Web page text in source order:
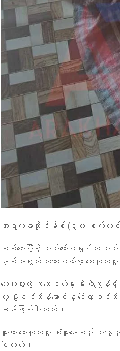
အာရက္ခတိုင်းမ်စ် (၃၀ စက်တ
စစ်တွေမြို့ရှိ စစ်ကော်မရှင်က ပ
နှစ်အရွယ် ကလေးငယ်မှာ ဆေးကုသ
သေဆုံးသွားတဲ့ ကလေးငယ်မှာ မိုးစဲကျွန်းရှိ
တဲ့ ဦးခင်သိန်းမောင်နဲ့ ဒေါ်လှဝင်းသိ
ခန့်ဖြစ်ပါတယ်။
သူဟာ ဆေးကုသမှု ခံယူနေစဉ် မနေ့ ည
ပါတယ်။